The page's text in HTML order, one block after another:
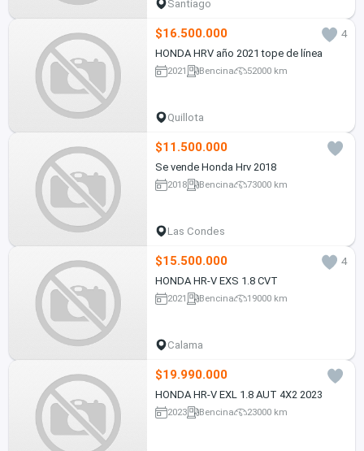
Santiago
$16.500.000
4
HONDA HRV año 2021 tope de línea
2021 Bencina 52000 km
Quillota
$11.500.000
Se vende Honda Hrv 2018
2018 Bencina 73000 km
Las Condes
$15.500.000
4
HONDA HR-V EXS 1.8 CVT
2021 Bencina 19000 km
Calama
$19.990.000
HONDA HR-V EXL 1.8 AUT 4X2 2023
2023 Bencina 23000 km